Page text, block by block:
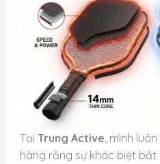
Tại Trung Active , mình
hàng rằng sự khác biệt